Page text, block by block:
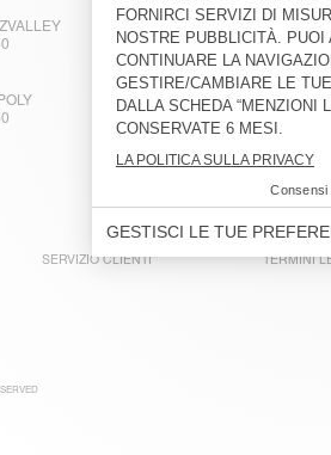
T-SHIRT DONNA VIBTOWN
€ 85
-30% € 59,50
T-SHIRT UOMO YKOBOW
€ 55
-30% € 38,50
SERVIZIO CLIENTI TERMINI